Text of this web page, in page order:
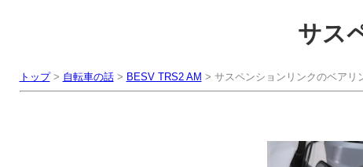
サス
トップ> 自転車の話> BESV TRS2 AM > サスペンションリンクのベアリ